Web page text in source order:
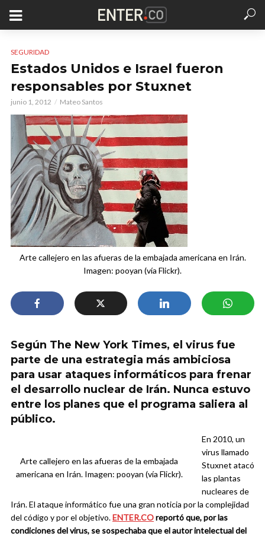
SEGURIDAD
Estados Unidos e Israel fueron
responsables por Stuxnet
junio 1, 2012 Mateo Santos
Arte callejero en las afueras de la embajada americana en Irán.
Imagen: pooyan (vía Flickr).
Según The New York Times, el virus fue
parte de una estrategia más ambiciosa
para usar ataques informáticos para frenar
el desarrollo nuclear de Irán. Nunca estuvo
entre los planes que el programa saliera al
público.
Arte callejero en las afueras de la embajada
americana en Irán. Imagen: pooyan (vía Flickr).
En 2010, un
virus llamado
Stuxnet atacó
las plantas
nucleares de
Irán. El ataque informático fue una gran noticia por la complejidad
del código y por el objetivo.ENTER.COreportó que, por las
condiciones del virus, se sospechaba que el autor intelectual del